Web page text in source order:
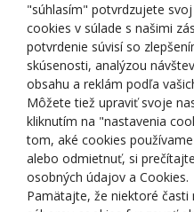
O NÁS
NAKUPOVANIE
ZÁKAZNÍCKA
"súhlasím" potvrdzujete
cookies v súlade s našimi
potvrdenie súvisí so
skúsenosti, analýzou
obsahu a reklám podľa
Môžete tiež upraviť svoje
kliknutím na "nastavenia
tom, aké cookies
alebo odmietnuť, si
osobných údajov a Cookies.
Pamätajte, že niektoré